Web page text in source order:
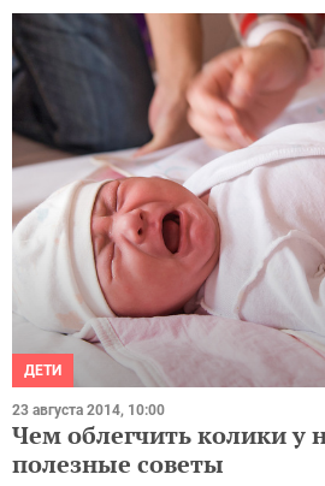
23 августа 2014, 10:00
Чем облегчить колики у
полезные советы